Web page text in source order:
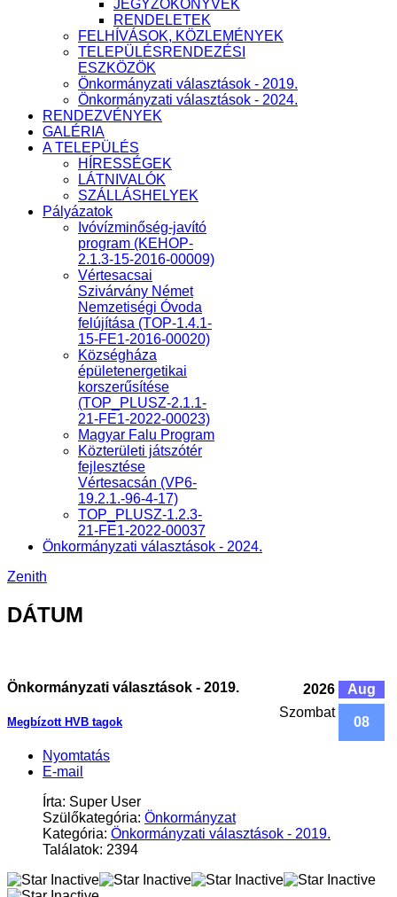
JEGYZŐKÖNYVEK
RENDELETEK
FELHÍVÁSOK, KÖZLEMÉNYEK
TELEPÜLÉSRENDEZÉSI
ESZKÖZÖK
Önkormányzati választások - 2019.
Önkormányzati választások - 2024.
RENDEZVÉNYEK
GALÉRIA
A TELEPÜLÉS
HÍRESSÉGEK
LÁTNIVALÓK
SZÁLLÁSHELYEK
Pályázatok
Ivóvízminőség-javító
program (KEHOP-
2.1.3-15-2016-00009)
Vértesacsai
Szivárvány Német
Nemzetiségi Óvoda
felújítása (TOP-1.4.1-
15-FE1-2016-00020)
Községháza
épületenergetikai
korszerűsítése
(TOP_PLUSZ-2.1.1-
21-FE1-2022-00023)
Magyar Falu Program
Közterületi játszótér
fejlesztése
Vértesacsán (VP6-
19.2.1.-96-4-17)
TOP_PLUSZ-1.2.3-
21-FE1-2022-00037
Önkormányzati választások - 2024.
Zenith
DÁTUM
2026
Aug
Szombat
08
Önkormányzati választások - 2019.
Megbízott HVB tagok
Nyomtatás
E-mail
Írta: Super User
Szülőkategória: Önkormányzat
Kategória: Önkormányzati választások - 2019.
Találatok: 2394